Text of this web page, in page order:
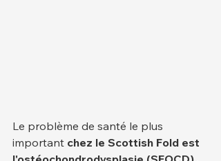
Le problème de santé le plus
important chez le Scottish Fold est